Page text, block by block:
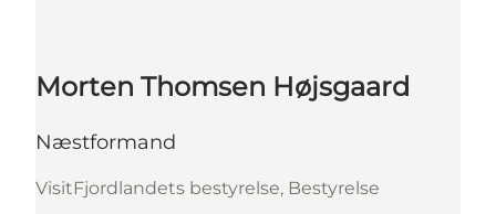
Morten Thomsen Højsgaard
Næstformand
VisitFjordlandets bestyrelse, Bestyrelse